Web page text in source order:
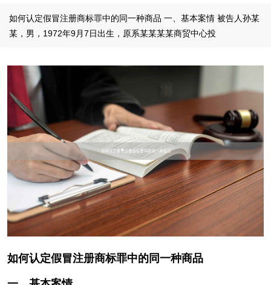
如何认定假冒注册商标罪中的同一种商品 一、基本案情 被告人孙某
某，男，1972年9月7日出生，原系某某某某商贸中心投
如何认定假冒注册商标罪中的同一种商品